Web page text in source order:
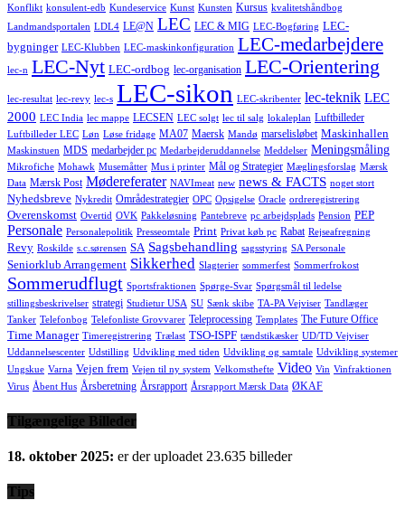
Konflikt konsulent-edb Kundeservice Kunst Kunsten Kursus kvalitetshåndbog
Landmandsportalen LDL4 LE@N LEC LEC & MIG LEC-Bogføring LEC-
bygninger LEC-Klubben LEC-maskinkonfiguration LEC-medarbejdere
lec-n LEC-Nyt LEC-ordbog lec-organisation LEC-Orientering
lec-resultat lec-revy lec-s LEC-sikon LEC-skribenter lec-teknik LEC
2000 LEC India lec mappe LECSEN LEC solgt lec til salg lokaleplan Luftbilleder
Luftbilleder LEC Løn Løse fridage MA07 Maersk Mandø marselisløbet Maskinhallen
Maskinstuen MDS medarbejder pc Medarbejderuddannelse Meddelser Meningsmåling
Mikrofiche Mohawk Musemåtter Mus i printer Mål og Strategier Mæglingsforslag Mærsk
Data Mærsk Post Mødereferater NAVImeat new news & FACTS noget stort
Nyhedsbreve Nykredit Områdestrategier OPC Opsigelse Oracle ordreregistrering
Overenskomst Overtid OVK Pakkeløsning Pantebreve pc arbejdsplads Pension PEP
Personale Personalepolitik Presseomtale Print Privat køb pc Rabat Rejseafregning
Revy Roskilde s.c.sørensen SA Sagsbehandling sagsstyring SA Personale
Seniorklub Arrangement Sikkerhed Slagterier sommerfest Sommerfrokost
Sommerudflugt Sportsfraktionen Spørge-Svar Spørgsmål til ledelse
stillingsbeskrivelser strategi Studietur USA SU Sænk skibe TA-PA Vejviser Tandlæger
Tanker Telefonbog Telefonliste Grovvarer Teleprocessing Templates The Future Office
Time Manager Timeregistrering Trælast TSO-ISPF tændstikæsker UD/TD Vejviser
Uddannelsescenter Udstilling Udvikling med tiden Udvikling og samtale Udvikling systemer
Ungskue Varna Vejen frem Vejen til ny system Velkomsthefte Video Vin Vinfraktionen
Virus Åbent Hus Årsberetning Årsrapport Årsrapport Mærsk Data ØKAF
Tilgængelige Billeder
18. oktober 2025: er der uploadet 23.635 billeder
Tips